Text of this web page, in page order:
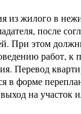
из жилого в
после
При этом
работ, к
Перевод
в форме
на участок